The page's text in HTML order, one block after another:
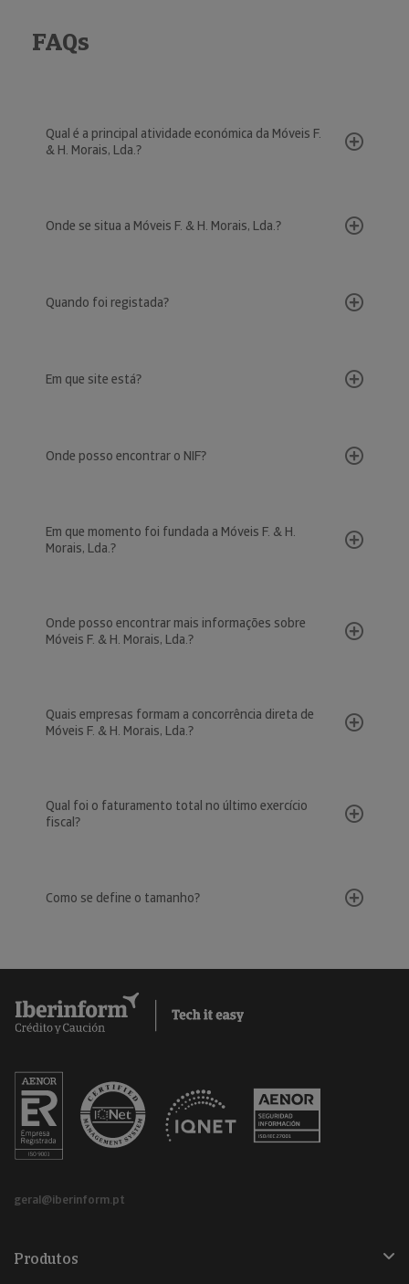
FAQs
Qual é a principal atividade económica da Móveis F.
& H. Morais, Lda.?
Onde se situa a Móveis F. & H. Morais, Lda.?
Quando foi registada?
Em que site está?
Onde posso encontrar o NIF?
Em que momento foi fundada a Móveis F. & H.
Morais, Lda.?
Onde posso encontrar mais informações sobre
Móveis F. & H. Morais, Lda.?
Quais empresas formam a concorrência direta de
Móveis F. & H. Morais, Lda.?
Qual foi o faturamento total no último exercício
fiscal?
Como se define o tamanho?
geral@iberinform.pt
Produtos